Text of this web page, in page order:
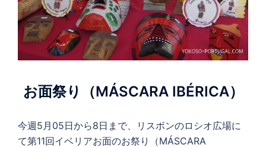
お面祭り（MÁSCARA IBÉRICA）
今週5月05日から8日まで、リスボンのロシオ広場に
て第11回イベリアお面のお祭り（MÁSCARA